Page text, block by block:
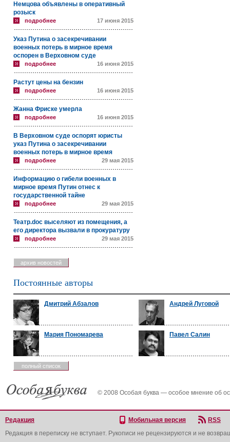
Немцова объявлены в оперативный
розыск
подробнее 17 июня 2015
Указ Путина о засекречивании
военных потерь в мирное время
оспорен в Верховном суде
подробнее 16 июня 2015
Растут цены на бензин
подробнее 16 июня 2015
Жанна Фриске умерла
подробнее 16 июня 2015
В Верховном суде оспорят юристы
указ Путина о засекречивании
военных потерь в мирное время
подробнее 29 мая 2015
Информацию о гибели военных в
мирное время Путин отнес к
государственной тайне
подробнее 29 мая 2015
Театр.doc выселяют из помещения, а
его директора вызвали в прокуратуру
подробнее 29 мая 2015
архив новостей
Постоянные авторы
Дмитрий Абзалов Андрей Луговой
Мария Пономарева Павел Салин
полный список
© 2008 Особая буква — особое мнение об
Редакция Мобильная версия
RSS
Редакция в переписку не вступает. Рукописи не рецензируются и не